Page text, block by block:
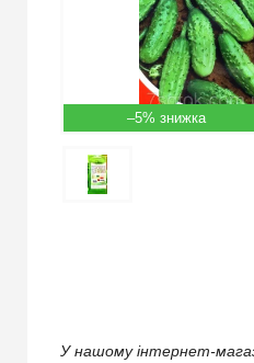
–5%
У нашому інтернет-